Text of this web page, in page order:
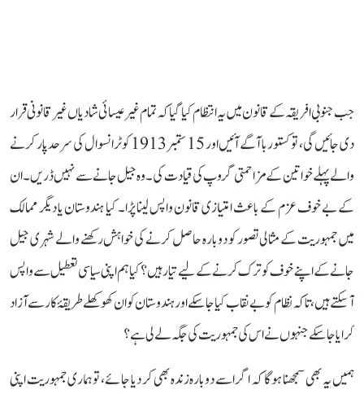
جب جنوبی افریقہ کے قانون میں یہ انتظام کیا گیا کہ تمام غیر عیسائی شادیاں غیر قانونی قرار
دی جائیں گی، تو کستوربا آگے آئیں اور 15 ستمبر 1913 کو ٹرانسوال کی سرحد پار کرنے
والے پہلے خواتین کے مزاحمتی گروپ کی قیادت کی۔ وہ جیل جانے سے نہیں ڈریں۔ ان
کے بے خوف عزم کے باعث امتیازی قانون واپس لینا پڑا۔ کیا ہندوستان یا دیگر ممالک
میں جمہوریت کے مثالی تصور کو دوبارہ حاصل کرنے کی خواہش رکھنے والے شہری جیل
جانے کے اپنے خوف کو ترک کرنے کے لیے تیار ہیں؟ کیا ہم اپنی سیاسی تعطیل سے واپس
آ سکتے ہیں، تاکہ نظام کو بے نقاب کیا جا سکے اور ہندوستان کو ان کھوکھلے طریقۂ کار سے آزاد
کرایا جا سکے جنہوں نے اس کی جمہوریت کی جگہ لے لی ہے؟
ہمیں یہ بھی سمجھنا ہوگا کہ اگر اسے دوبارہ زندہ بھی کر دیا جائے، تو ہماری جمہوریت اپنی